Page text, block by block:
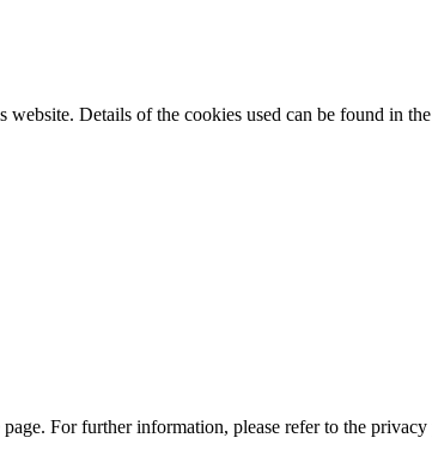
website. Details of the cookies used can be found in
For further information, please refer to the privacy